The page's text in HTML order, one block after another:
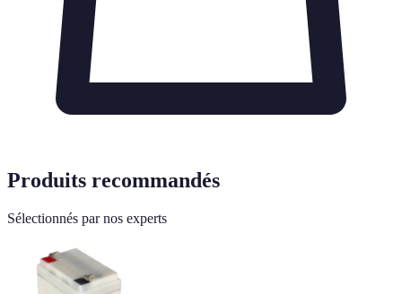
Produits recommandés
Sélectionnés par nos experts